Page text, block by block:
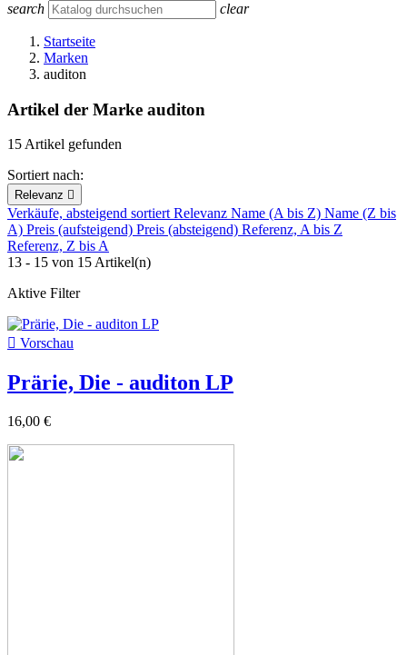
search clear
Startseite
Marken
auditon
Artikel der Marke auditon
15 Artikel gefunden
Sortiert nach:
Relevanz 
Verkäufe, absteigend sortiertRelevanz Name (A bis Z) Name (Z bis
A) Preis (aufsteigend) Preis (absteigend) Referenz, A bis Z
Referenz, Z bis A
13 - 15 von 15 Artikel(n)
Aktive Filter
 Vorschau
Prärie, Die - auditon LP
16,00 €